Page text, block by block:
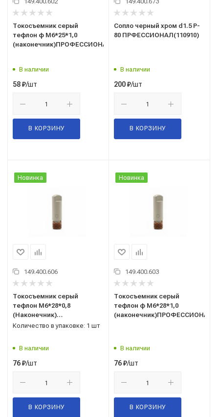
Токосъемник серый
тефлон ф М6*25*1,0
(наконечник)ПРОФЕССИОНАЛ
В наличии
58₽/шт
В КОРЗИНУ
Сопло черный хром d1.5 P-
80 ПРФЕССИОНАЛ(110910)
В наличии
200₽/шт
В КОРЗИНУ
Новинка
149.400.606
Токосъемник серый
тефлон М6*28*0,8
(Наконечник)
ПРОФЕССИОНАЛ
Количество в упаковке: 1 шт
В наличии
76₽/шт
В КОРЗИНУ
Новинка
149.400.603
Токосъемник серый
тефлон ф М6*28*1,0
(наконечник)ПРОФЕССИОНАЛ
В наличии
76₽/шт
В КОРЗИНУ